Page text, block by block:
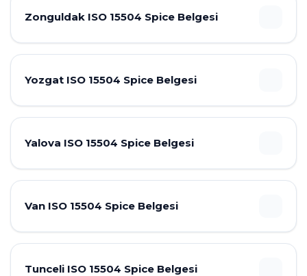
Zonguldak ISO 15504 Spice Belgesi
Yozgat ISO 15504 Spice Belgesi
Yalova ISO 15504 Spice Belgesi
Van ISO 15504 Spice Belgesi
Tunceli ISO 15504 Spice Belgesi